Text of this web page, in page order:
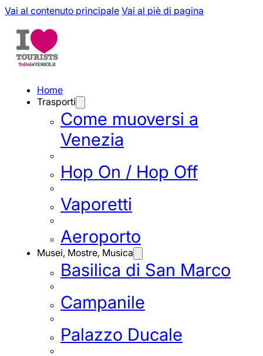
Vai al contenuto principale Vai al piè di pagina
Home
Trasporti
Come muoversi a
Venezia
Hop On / Hop Off
Vaporetti
Aeroporto
Musei, Mostre, Musica
Basilica di San Marco
Campanile
Palazzo Ducale